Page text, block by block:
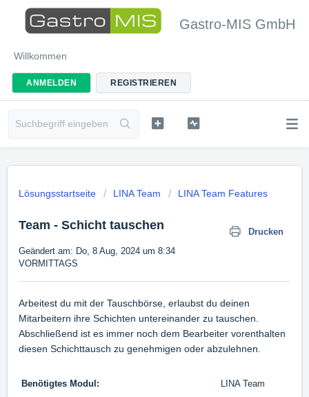
Gastro-MIS GmbH
Willkommen
ANMELDEN REGISTRIEREN
Lösungsstartseite LINA Team LINA Team Features
Team - Schicht tauschen
Drucken
Geändert am: Do, 8 Aug, 2024 um 8:34
VORMITTAGS
Arbeitest du mit der Tauschbörse, erlaubst du deinen
Mitarbeitern ihre Schichten untereinander zu tauschen.
Abschließend ist es immer noch dem Bearbeiter vorenthalten
diesen Schichttausch zu genehmigen oder abzulehnen.
Benötigtes Modul:
LINA Team